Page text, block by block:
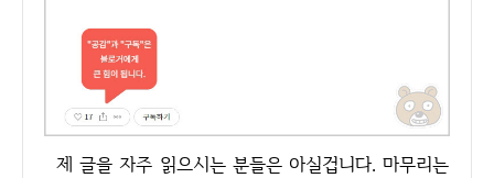
제 글을 자주 읽으시는 분들은 아실겁니다. 마무리는